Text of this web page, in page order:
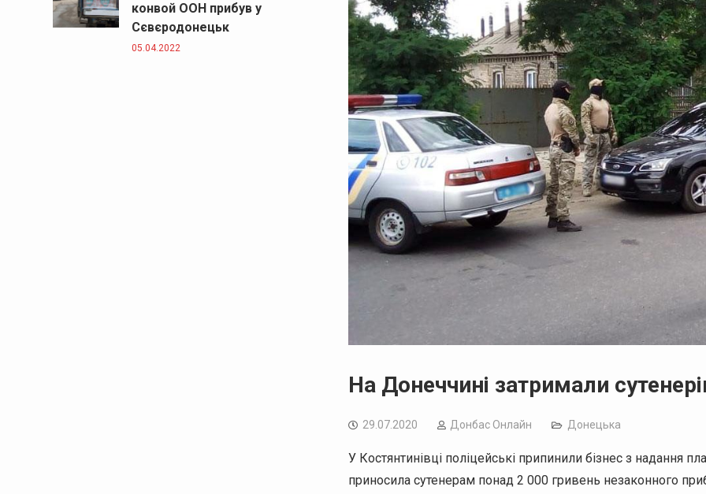
На Донеччині затримали
29.07.2020 Дoнбас Онлайн Донецька
У Костянтинівці поліцейські припинили бізнес з надання
приносила сутенерам понад 2 000 гривень незаконного
конвой ООН прибув у
Сєвєродонецьк
05.04.2022